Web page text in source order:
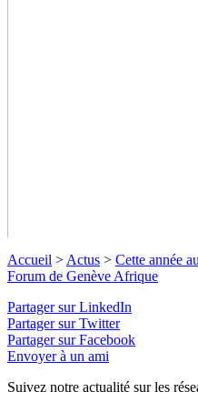
Accueil > Actus > Cette année
Forum de Genève Afrique
Partager sur LinkedIn
Partager sur Twitter
Partager sur Facebook
Envoyer à un ami
Suivez notre actualité sur les